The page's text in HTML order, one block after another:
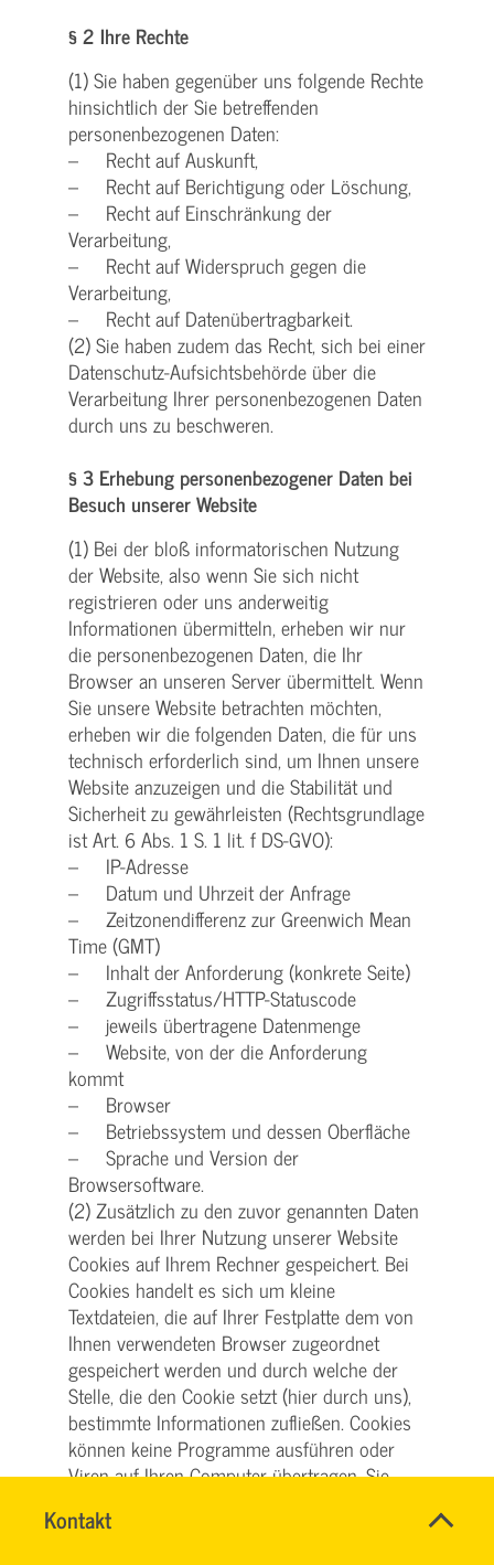
Kontakt
SVG
Name*
§ 2 Ihre Rechte
(1) Sie haben gegenüber uns folgende Rechte
hinsichtlich der Sie betreffenden
personenbezogenen Daten:
– Recht auf Auskunft,
– Recht auf Berichtigung oder Löschung,
– Recht auf Einschränkung der
Verarbeitung,
– Recht auf Widerspruch gegen die
Verarbeitung,
– Recht auf Datenübertragbarkeit.
(2) Sie haben zudem das Recht, sich bei einer
Datenschutz-Aufsichtsbehörde über die
Verarbeitung Ihrer personenbezogenen Daten
durch uns zu beschweren.
§ 3 Erhebung personenbezogener Daten bei
Besuch unserer Website
(1) Bei der bloß informatorischen Nutzung
der Website, also wenn Sie sich nicht
registrieren oder uns anderweitig
Informationen übermitteln, erheben wir nur
die personenbezogenen Daten, die Ihr
Browser an unseren Server übermittelt. Wenn
Sie unsere Website betrachten möchten,
erheben wir die folgenden Daten, die für uns
technisch erforderlich sind, um Ihnen unsere
Website anzuzeigen und die Stabilität und
Sicherheit zu gewährleisten (Rechtsgrundlage
ist Art. 6 Abs. 1 S. 1 lit. f DS-GVO):
– IP-Adresse
– Datum und Uhrzeit der Anfrage
– Zeitzonendifferenz zur Greenwich Mean
Time (GMT)
– Inhalt der Anforderung (konkrete Seite)
– Zugriffsstatus/HTTP-Statuscode
– jeweils übertragene Datenmenge
– Website, von der die Anforderung
kommt
– Browser
– Betriebssystem und dessen Oberfläche
– Sprache und Version der
Browsersoftware.
(2) Zusätzlich zu den zuvor genannten Daten
werden bei Ihrer Nutzung unserer Website
Cookies auf Ihrem Rechner gespeichert. Bei
Cookies handelt es sich um kleine
Textdateien, die auf Ihrer Festplatte dem von
Ihnen verwendeten Browser zugeordnet
gespeichert werden und durch welche der
Stelle, die den Cookie setzt (hier durch uns),
bestimmte Informationen zufließen. Cookies
können keine Programme ausführen oder
Viren auf Ihren Computer übertragen. Sie
nutzerfreundlicher und effektiver zu machen.